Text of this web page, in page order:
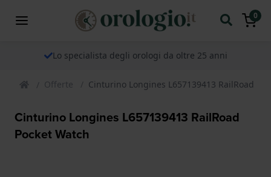
0
Lo specialista degli orologi da oltre 25 anni
Offerte Cinturino Longines L657139413 RailRoad
Cinturino Longines L657139413 RailRoad
Pocket Watch